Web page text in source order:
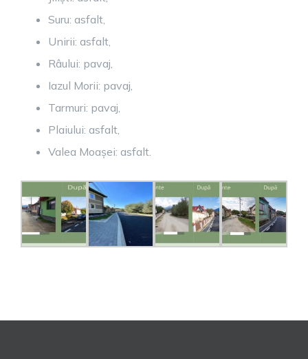
Suru: asfalt,
Unirii: asfalt,
Râului: pavaj,
Iazul Morii: pavaj,
Tarmuri: pavaj,
Plaiului: asfalt,
Valea Moașei: asfalt.